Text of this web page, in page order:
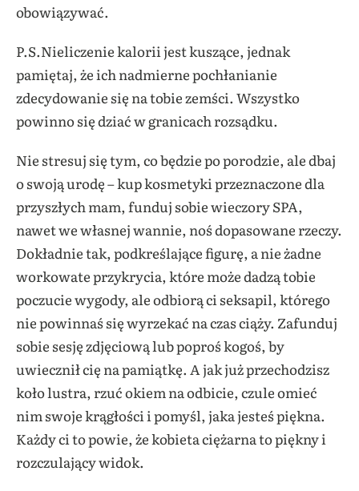
obowiązywać.
P.S.Nieliczenie kalorii jest kuszące, jednak
pamiętaj, że ich nadmierne pochłanianie
zdecydowanie się na tobie zemści. Wszystko
powinno się dziać w granicach rozsądku.
Nie stresuj się tym, co będzie po porodzie, ale dbaj
o swoją urodę – kup kosmetyki przeznaczone dla
przyszłych mam, funduj sobie wieczory SPA,
nawet we własnej wannie, noś dopasowane rzeczy.
Dokładnie tak, podkreślające figurę, a nie żadne
workowate przykrycia, które może dadzą tobie
poczucie wygody, ale odbiorą ci seksapil, którego
nie powinnaś się wyrzekać na czas ciąży. Zafunduj
sobie sesję zdjęciową lub poproś kogoś, by
uwiecznił cię na pamiątkę. A jak już przechodzisz
koło lustra, rzuć okiem na odbicie, czule omieć
nim swoje krągłości i pomyśl, jaka jesteś piękna.
Każdy ci to powie, że kobieta ciężarna to piękny i
rozczulający widok.